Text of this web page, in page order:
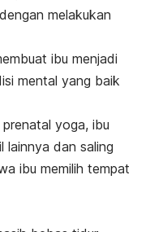
melakukan
ibu menjadi
mental yang baik
yoga, ibu
lainnya dan saling
ibu memilih tempat